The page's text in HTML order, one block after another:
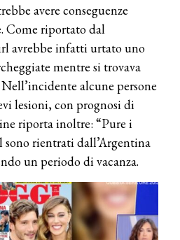
avere conseguenze
Come riportato dal
avrebbe infatti urtato uno
mentre si trovava
alcune persone
lesioni, con prognosi di
riporta inoltre: “Pure i
rientrati dall’Argentina
un periodo di vacanza.